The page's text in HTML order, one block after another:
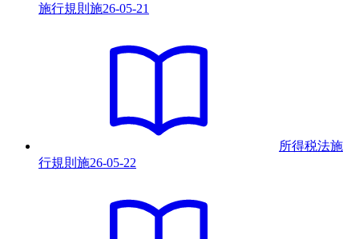
施行規則 施26-05-21
所得税法施
行規則 施26-05-22